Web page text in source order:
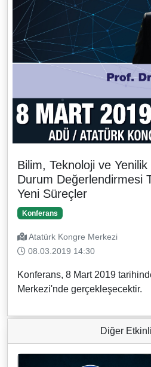
Bilim, Teknoloji ve
Durum Değerlendirmesi
Yeni Süreçler
Konferans
Atatürk Kongre Merkezi
08.03.2019 14:30
Konferans, 8 Mart 2019
Merkezi'nde gerçekleşecektir.
Diğer